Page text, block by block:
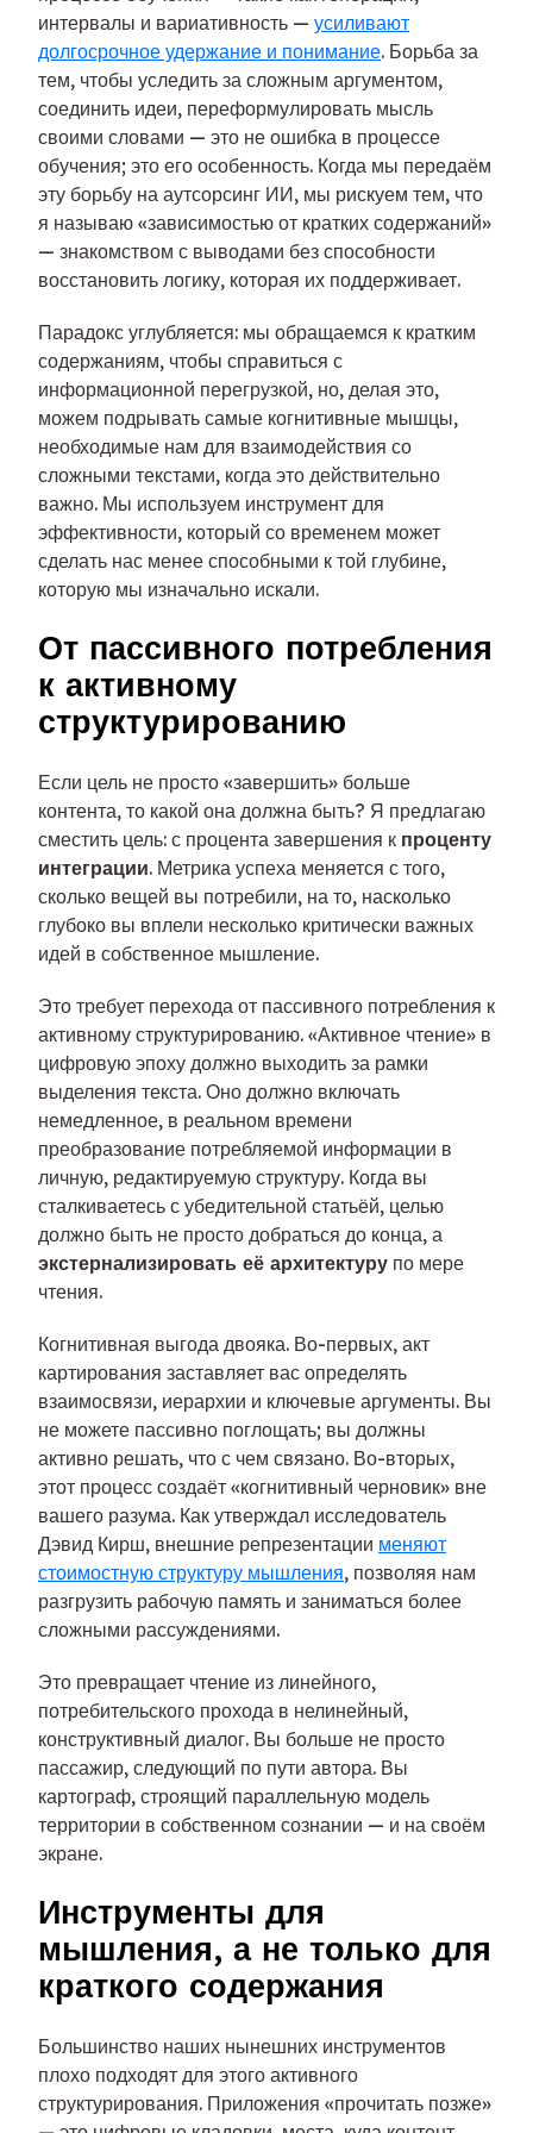
интервалы и вариативность — усиливают
долгосрочное удержание и понимание. Борьба за
тем, чтобы уследить за сложным аргументом,
соединить идеи, переформулировать мысль
своими словами — это не ошибка в процессе
обучения; это его особенность. Когда мы передаём
эту борьбу на аутсорсинг ИИ, мы рискуем тем, что
я называю «зависимостью от кратких содержаний»
— знакомством с выводами без способности
восстановить логику, которая их поддерживает.
Парадокс углубляется: мы обращаемся к кратким
содержаниям, чтобы справиться с
информационной перегрузкой, но, делая это,
можем подрывать самые когнитивные мышцы,
необходимые нам для взаимодействия со
сложными текстами, когда это действительно
важно. Мы используем инструмент для
эффективности, который со временем может
сделать нас менее способными к той глубине,
которую мы изначально искали.
От пассивного потребления
к активному
структурированию
Если цель не просто «завершить» больше
контента, то какой она должна быть? Я предлагаю
сместить цель: с процента завершения к проценту
интеграции. Метрика успеха меняется с того,
сколько вещей вы потребили, на то, насколько
глубоко вы вплели несколько критически важных
идей в собственное мышление.
Это требует перехода от пассивного потребления к
активному структурированию. «Активное чтение» в
цифровую эпоху должно выходить за рамки
выделения текста. Оно должно включать
немедленное, в реальном времени
преобразование потребляемой информации в
личную, редактируемую структуру. Когда вы
сталкиваетесь с убедительной статьёй, целью
должно быть не просто добраться до конца, а
экстернализировать её архитектуру по мере
чтения.
Когнитивная выгода двояка. Во-первых, акт
картирования заставляет вас определять
взаимосвязи, иерархии и ключевые аргументы. Вы
не можете пассивно поглощать; вы должны
активно решать, что с чем связано. Во-вторых,
этот процесс создаёт «когнитивный черновик» вне
вашего разума. Как утверждал исследователь
Дэвид Кирш, внешние репрезентации меняют
стоимостную структуру мышления, позволяя нам
разгрузить рабочую память и заниматься более
сложными рассуждениями.
Это превращает чтение из линейного,
потребительского прохода в нелинейный,
конструктивный диалог. Вы больше не просто
пассажир, следующий по пути автора. Вы
картограф, строящий параллельную модель
территории в собственном сознании — и на своём
экране.
Инструменты для
мышления, а не только для
краткого содержания
Большинство наших нынешних инструментов
плохо подходят для этого активного
структурирования. Приложения «прочитать позже»